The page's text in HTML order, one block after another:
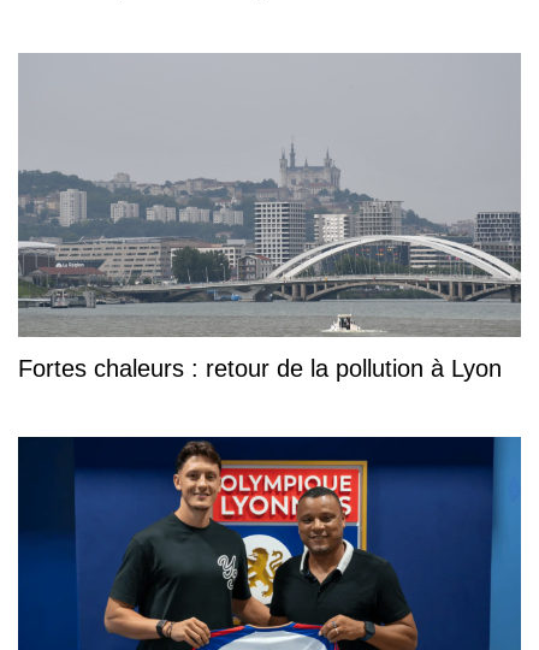
Fortes chaleurs : retour de la pollution à Lyon